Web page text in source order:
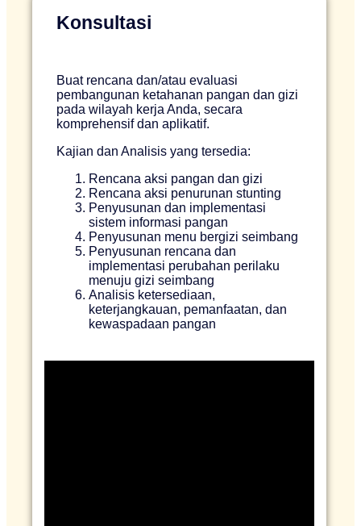
Konsultasi
Buat rencana dan/atau evaluasi
pembangunan ketahanan pangan dan gizi
pada wilayah kerja Anda, secara
komprehensif dan aplikatif.
Kajian dan Analisis yang tersedia:
Rencana aksi pangan dan gizi
Rencana aksi penurunan stunting
Penyusunan dan implementasi
sistem informasi pangan
Penyusunan menu bergizi seimbang
Penyusunan rencana dan
implementasi perubahan perilaku
menuju gizi seimbang
Analisis ketersediaan,
keterjangkauan, pemanfaatan, dan
kewaspadaan pangan